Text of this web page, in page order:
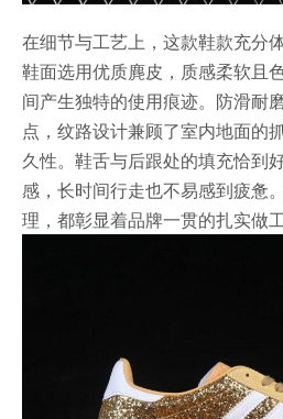
在细节与工艺上，这款鞋款充分
鞋面选用优质麂皮，质感柔软且
间产生独特的使用痕迹。防滑耐
点，纹路设计兼顾了室内地面的
久性。鞋舌与后跟处的填充恰到
感，长时间行走也不易感到疲惫
理，都彰显着品牌一贯的扎实做工